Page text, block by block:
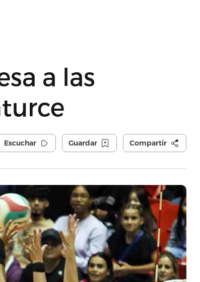
a las
Escuchar Guardar Compartir